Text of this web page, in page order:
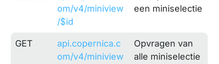
om/v4/miniview
/$id
een miniselectie
GET
api.copernica.c
om/v4/miniview
Opvragen van
alle miniselectie